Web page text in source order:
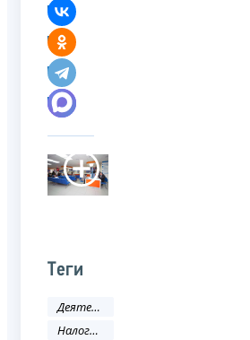
Теги
Деятельность ФНС
Налоговое законодательство